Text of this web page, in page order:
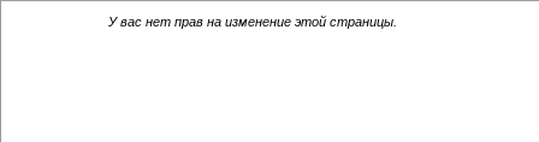
У вас нет прав на изменение этой страницы.